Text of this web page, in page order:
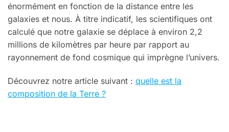
énormément en fonction de la distance entre les
galaxies et nous. À titre indicatif, les scientifiques ont
calculé que notre galaxie se déplace à environ 2,2
millions de kilomètres par heure par rapport au
rayonnement de fond cosmique qui imprègne l’univers.
Découvrez notre article suivant : quelle est la
composition de la Terre ?